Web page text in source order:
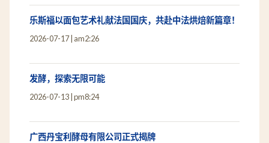
乐斯福以面包艺术礼献法国国庆，共赴中法烘焙新篇章！
2026-07-17 am2:26
发酵，探索无限可能
2026-07-13 pm8:24
广西丹宝利酵母有限公司正式揭牌